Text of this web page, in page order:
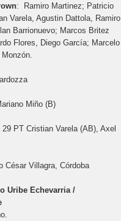
: Ramiro Martinez; Patricio
Varela, Agustin Dattola, Ramiro
Barrionuevo; Marcos Britez
Flores, Diego García; Marcelo
Miño (B)
29 PT Cristian Varela (AB), Axel
César Villagra, Córdoba
Uribe Echevarria /